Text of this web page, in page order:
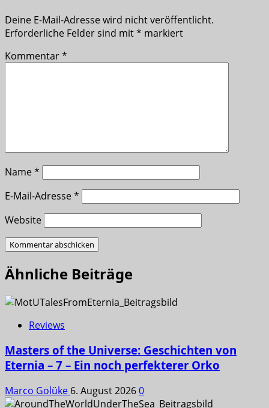
Deine E-Mail-Adresse wird nicht veröffentlicht.
Erforderliche Felder sind mit* markiert
Kommentar*
Name*
E-Mail-Adresse*
Website
Ähnliche Beiträge
Reviews
Masters of the Universe: Geschichten von
Eternia – 7 – Ein noch perfekterer Orko
Marco Golüke 6. August 20260